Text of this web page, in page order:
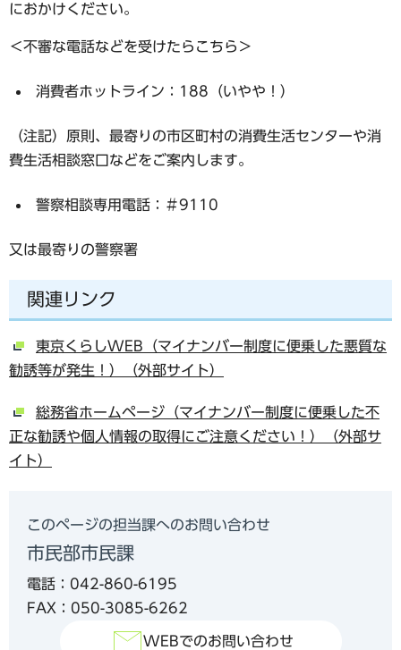
におかけください。
＜不審な電話などを受けたらこちら＞
消費者ホットライン：188（いやや！）
（注記）原則、最寄りの市区町村の消費生活センターや消
費生活相談窓口などをご案内します。
警察相談専用電話：＃9110
又は最寄りの警察署
関連リンク
東京くらしWEB（マイナンバー制度に便乗した悪質な
勧誘等が発生！）（外部サイト）
総務省ホームページ（マイナンバー制度に便乗した不
正な勧誘や個人情報の取得にご注意ください！）（外部サ
イト）
このページの担当課へのお問い合わせ
市民部市民課
電話：042-860-6195
FAX：050-3085-6262
WEBでのお問い合わせ